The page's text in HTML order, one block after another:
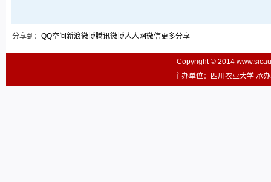
分享到： QQ空间 新浪微博腾讯微博人人网微信更多分享
Copyright © 2014
主办单位：四川农业大学 承